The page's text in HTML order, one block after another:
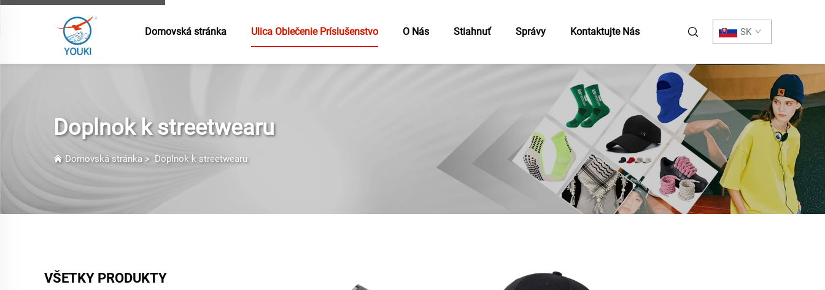
Domovská stránka Ulica Oblečenie Príslušenstvo O Nás Stiahnuť Správy Kontaktujte Nás SK
Doplnok k streetwearu
Domovská stránka> Doplnok k streetwearu
VŠETKY PRODUKTY